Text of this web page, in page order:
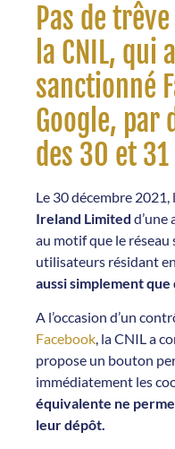
Pas de
la CNIL,
sanctionné
Google, par
des 30 et
Le 30 décembre 2021,
Ireland Limited d’une
au motif que le réseau
utilisateurs résidant
aussi simplement que
A l’occasion d’un
Facebook, la CNIL a
propose un bouton
immédiatement les
équivalente ne
leur dépôt.